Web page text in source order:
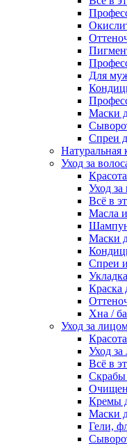
Для
Маски
Спреи
Натуральная
Уход за
Уход за
Всё в
Масла
Маски
Спреи
Укладка
Краска
Хна /
Уход за
Уход
Всё в
Кремы
Маски
Гели,